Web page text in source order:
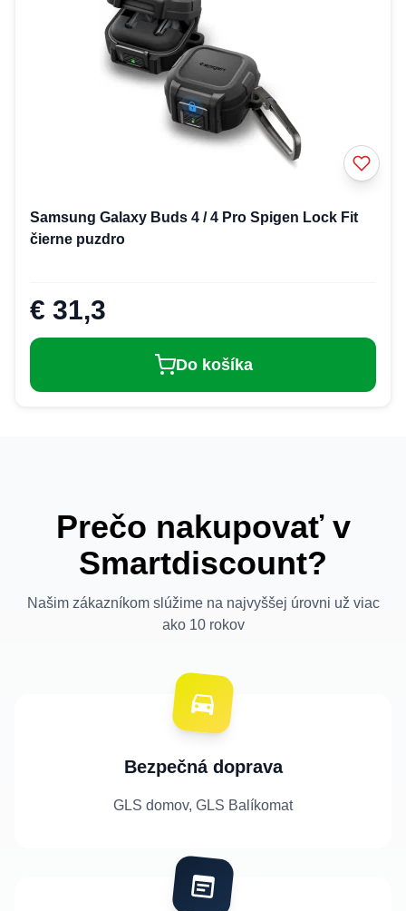
Samsung Galaxy Buds 4 / 4 Pro Spigen Lock Fit
čierne puzdro
€ 31,3
Do košíka
Prečo nakupovať v
Smartdiscount?
Našim zákazníkom slúžime na najvyššej úrovni už viac
ako 10 rokov
Bezpečná doprava
GLS domov, GLS Balíkomat